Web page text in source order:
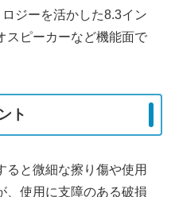
ジーを活かした8.3イン
スピーカーなど機能面で
ト
ると微細な擦り傷や使用
、使用に支障のある破損